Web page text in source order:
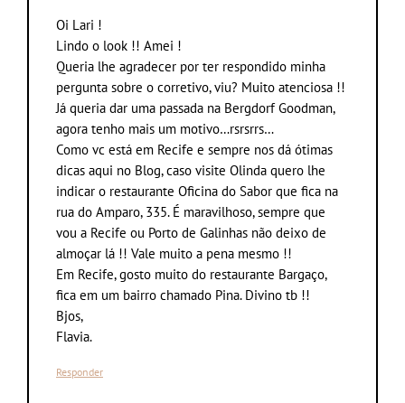
Oi Lari !
Lindo o look !! Amei !
Queria lhe agradecer por ter respondido minha
pergunta sobre o corretivo, viu? Muito atenciosa !!
Já queria dar uma passada na Bergdorf Goodman,
agora tenho mais um motivo…rsrsrrs…
Como vc está em Recife e sempre nos dá ótimas
dicas aqui no Blog, caso visite Olinda quero lhe
indicar o restaurante Oficina do Sabor que fica na
rua do Amparo, 335. É maravilhoso, sempre que
vou a Recife ou Porto de Galinhas não deixo de
almoçar lá !! Vale muito a pena mesmo !!
Em Recife, gosto muito do restaurante Bargaço,
fica em um bairro chamado Pina. Divino tb !!
Bjos,
Flavia.
Responder